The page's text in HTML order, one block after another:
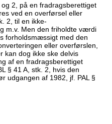
2, på en fradragsberettiget
ved en overførsel eller
2, til en ikke-
m.v. Men den friholdte værdi
forholdsmæssigt med den
eller overførslen,
kan dog ikke ske delvis
af en fradragsberettiget
§ 41 A, stk. 2, hvis den
udgangen af 1982, jf. PAL §